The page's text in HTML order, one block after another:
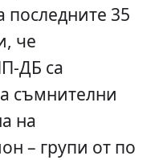
последните 35
че
ДБ са
съмнителни
на
– групи от по